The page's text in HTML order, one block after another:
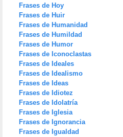
Frases de Hoy
Frases de Huir
Frases de Humanidad
Frases de Humildad
Frases de Humor
Frases de Iconoclastas
Frases de Ideales
Frases de Idealismo
Frases de Ideas
Frases de Idiotez
Frases de Idolatría
Frases de Iglesia
Frases de Ignorancia
Frases de Igualdad